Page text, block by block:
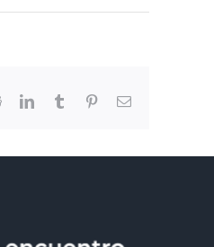
RedditLinkedInTumblr PinterestEmail